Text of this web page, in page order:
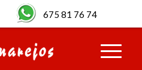
675 81 76 74